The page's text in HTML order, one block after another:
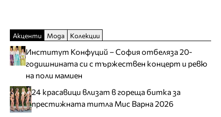
Акценти Мода Колекции
Институт Конфуций – София отбеляза 20-
годишнината си с тържествен концерт и ревю
на поли мамиен
24 красавици влизат в гореща битка за
престижната титла Мис Варна 2026